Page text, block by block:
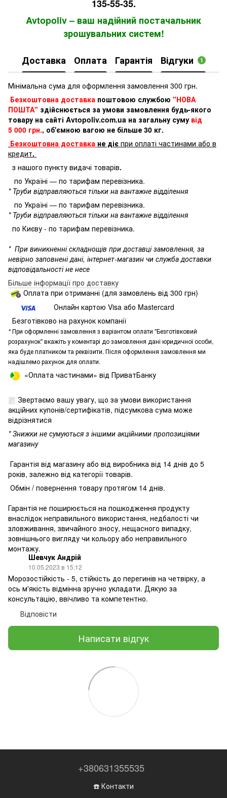
135-55-35.
Avtopoliv – ваш надійний постачальник
зрошувальних систем!
Доставка Оплата Гарантія Відгуки 1
Мінімальна сума для оформлення замовлення 300 грн.
Безкоштовна доставка поштовою службою "НОВА
ПОШТА" здійснюється за умови замовлення будь-якого
товару на сайті Avtopoliv.com.ua на загальну суму від
5 000 грн., об'ємною вагою не більше 30 кг.
Безкоштовна доставка не діє при оплаті частинами або в
кредит.
з нашого пункту видачі товарів.
по Україні — по тарифам перевізника.
* Труби відправляються тільки на вантажне відділення
по Україні — по тарифам перевізника.
* Труби відправляються тільки на вантажне відділення
по Києву - по тарифам перевізника.
*При виникненні складнощів при доставці замовлення, за
невірно заповнені дані, інтернет-магазин чи служба доставки
відповідальності не несе
Більше інформації про доставку
Оплата при отриманні (для замовлень від 300 грн)
Онлайн картою Visa або Mastercard
Безготівково на рахунок компанії
*При оформленні замовлення з варіантом оплати "Безготівковий
розрахунок" вкажіть у коментарі до замовлення дані юридичної особи,
яка буде платником та реквізити. Після оформлення замовлення ми
надішлемо рахунок для оплати.
«Оплата частинами» від ПриватБанку
Звертаємо вашу увагу, що за умови використання
акційних купонів/сертифікатів, підсумкова сума може
відрізнятися
* Знижки не сумуються з іншими акційними пропозиціями
магазину
Гарантія від магазину або від виробника від 14 днів до 5
років, залежно від категорії товарів.
Обмін / повернення товару протягом 14 днів.
Гарантія не поширюється на пошкодження продукту
внаслідок неправильного використання, недбалості чи
зловживання, звичайного зносу, нещасного випадку,
зовнішнього вигляду чи кольору або неправильного
монтажу.
Шевчук Андрій
10.05.2023 в 15:12
Морозостійкість - 5, стійкість до перегинів на четвірку, а
ось м'якість відмінна зручно укладати. Дякую за
консультацію, ввічливо та компетентно.
Відповісти
Написати відгук
+380631355535
☎️ Контакти